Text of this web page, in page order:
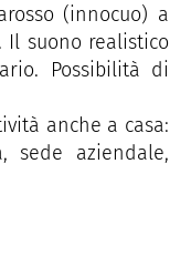
(innocuo) a
Il suono realistico
Possibilità di
anche a casa:
sede aziendale,